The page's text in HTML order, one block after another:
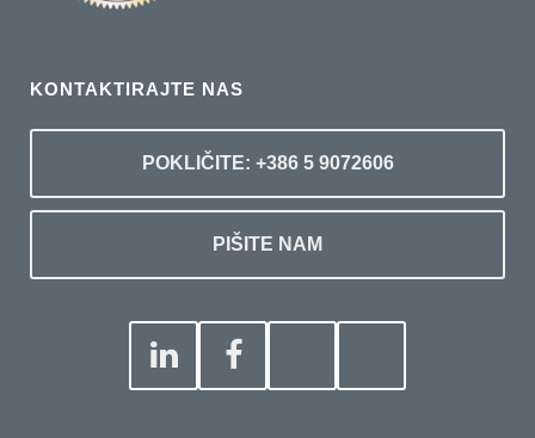
KONTAKTIRAJTE NAS
POKLIČITE: +386 5 9072606
PIŠITE NAM